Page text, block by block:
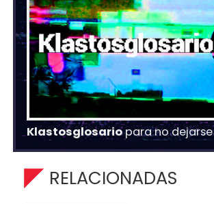
Klastosglosariopara no dejarse
RELACIONADAS